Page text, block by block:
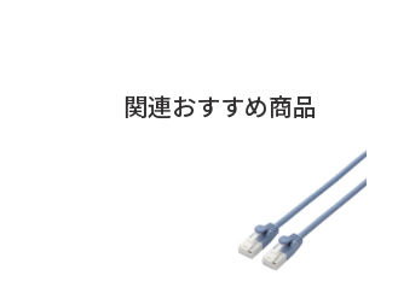
関連おすすめ商品